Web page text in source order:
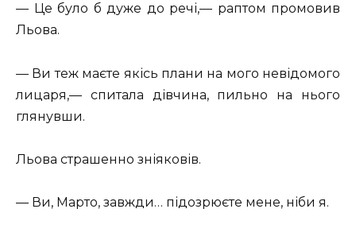
— Це було б дуже до речі,— раптом промовив
Льова.
— Ви теж маєте якісь плани на мого невідомого
лицаря,— спитала дівчина, пильно на нього
глянувши.
Льова страшенно зніяковів.
— Ви, Марто, завжди… підозрюєте мене, ніби я.